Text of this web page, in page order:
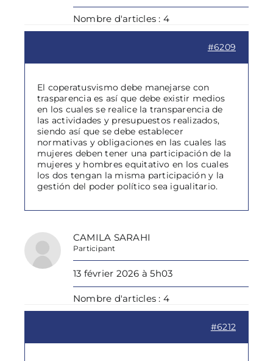
Nombre d'articles : 4
#6209
El coperatusvismo debe manejarse con
trasparencia es así que debe existir medios
en los cuales se realice la transparencia de
las actividades y presupuestos realizados,
siendo así que se debe establecer
normativas y obligaciones en las cuales las
mujeres deben tener una participación de la
mujeres y hombres equitativo en los cuales
los dos tengan la misma participación y la
gestión del poder político sea igualitario.
CAMILA SARAHI
Participant
13 février 2026 à 5h03
Nombre d'articles : 4
#6212